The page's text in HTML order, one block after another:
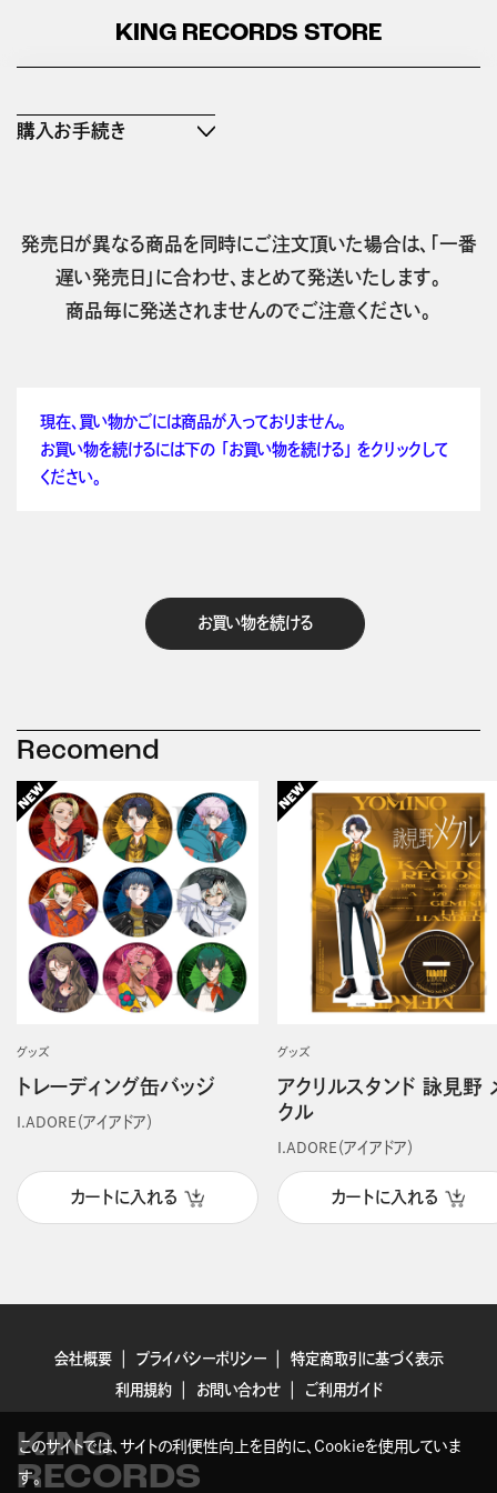
KING RECORDS STORE
購入お手続き
発売日が異なる商品を同時にご注文頂いた場合は、「一番
遅い発売日」に合わせ、まとめて発送いたします。
商品毎に発送されませんのでご注意ください。
現在、買い物かごには商品が入っておりません。
お買い物を続けるには下の 「お買い物を続ける」 をクリックして
ください。
お買い物を続ける
Recomend
グッズ
トレーディング缶バッジ
I.ADORE（アイアドア）
カートに入れる
グッズ
アクリルスタンド 詠見野
クル
I.ADORE（アイアドア）
カートに入れる
会社概要 プライバシーポリシー
特定商取引に基づく表示
利用規約
お問い合わせ ご利用ガイド
KING
RECORDS
このサイトでは、サイトの利便性向上を目的に、Cookieを使用していま
す。